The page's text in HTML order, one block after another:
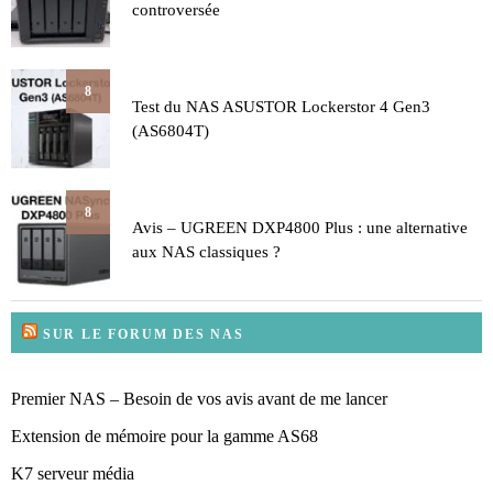
controversée
8
Test du NAS ASUSTOR Lockerstor 4 Gen3
(AS6804T)
8
Avis – UGREEN DXP4800 Plus : une alternative
aux NAS classiques ?
SUR LE FORUM DES NAS
Premier NAS – Besoin de vos avis avant de me lancer
Extension de mémoire pour la gamme AS68
K7 serveur média